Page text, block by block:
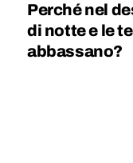
Perché nel
di notte e le
abbassano?